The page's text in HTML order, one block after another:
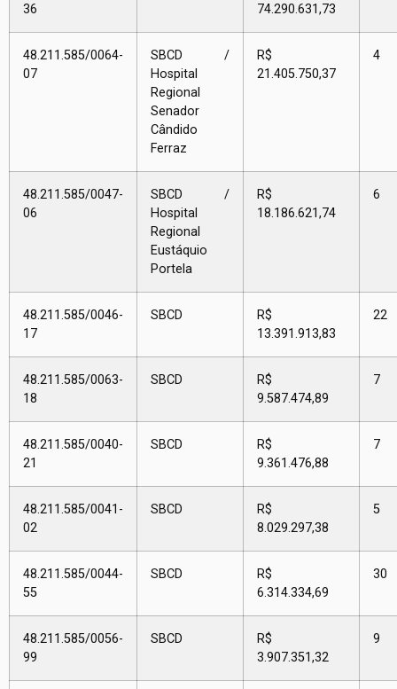
36
74.290.631,73
48.211.585/0064-
07
SBCD /
Hospital
Regional
Senador
Cândido
Ferraz
R$
21.405.750,37
4
48.211.585/0047-
06
SBCD /
Hospital
Regional
Eustáquio
Portela
R$
18.186.621,74
6
48.211.585/0046-
17
SBCD
R$
13.391.913,83
22
48.211.585/0063-
18
SBCD
R$
9.587.474,89
7
48.211.585/0040-
21
SBCD
R$
9.361.476,88
7
48.211.585/0041-
02
SBCD
R$
8.029.297,38
5
48.211.585/0044-
55
SBCD
R$
6.314.334,69
30
48.211.585/0056-
99
SBCD
R$
3.907.351,32
9